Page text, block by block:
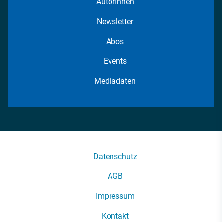
Newsletter
Abos
Events
Mediadaten
Datenschutz
AGB
Impressum
Kontakt